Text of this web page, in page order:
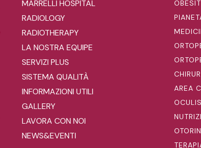
MARRELLI HOSPITAL
RADIOLOGY
RADIOTHERAPY
LA NOSTRA EQUIPE
SERVIZI PLUS
SISTEMA QUALITÀ
INFORMAZIONI UTILI
GALLERY
LAVORA CON NOI
NEWS&EVENTI
AREA